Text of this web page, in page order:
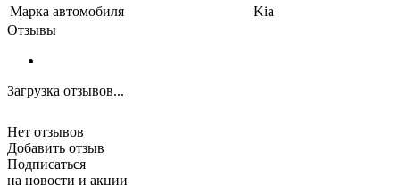
Марка автомобиля
Kia
Отзывы
Загрузка отзывов...
Нет отзывов
Добавить отзыв
Подписаться
на новости и акции